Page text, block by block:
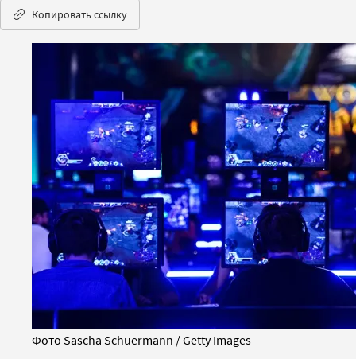
Копировать ссылку
Фото Sascha Schuermann / Getty Images